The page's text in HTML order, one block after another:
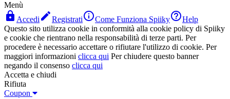
Menù
 Accedi RegistratiCome Funziona SpiikyHelp
Questo sito utilizza cookie in conformità alla cookie policy di Spiiky
e cookie che rientrano nella responsabilità di terze parti. Per
procedere è necessario accettare o rifiutare l'utilizzo di cookie. Per
maggiori informazioni clicca qui Per chiudere questo banner
negando il consenso clicca qui
Accetta e chiudi
Rifiuta
Coupon